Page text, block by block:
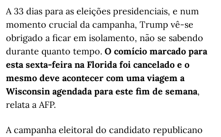
A 33 dias para as eleições presidenciais, e num
momento crucial da campanha, Trump vê-se
obrigado a ficar em isolamento, não se sabendo
durante quanto tempo. O comício marcado para
esta sexta-feira na Florida foi cancelado e o
mesmo deve acontecer com uma viagem a
Wisconsin agendada para este fim de semana,
relata a AFP.
A campanha eleitoral do candidato republicano